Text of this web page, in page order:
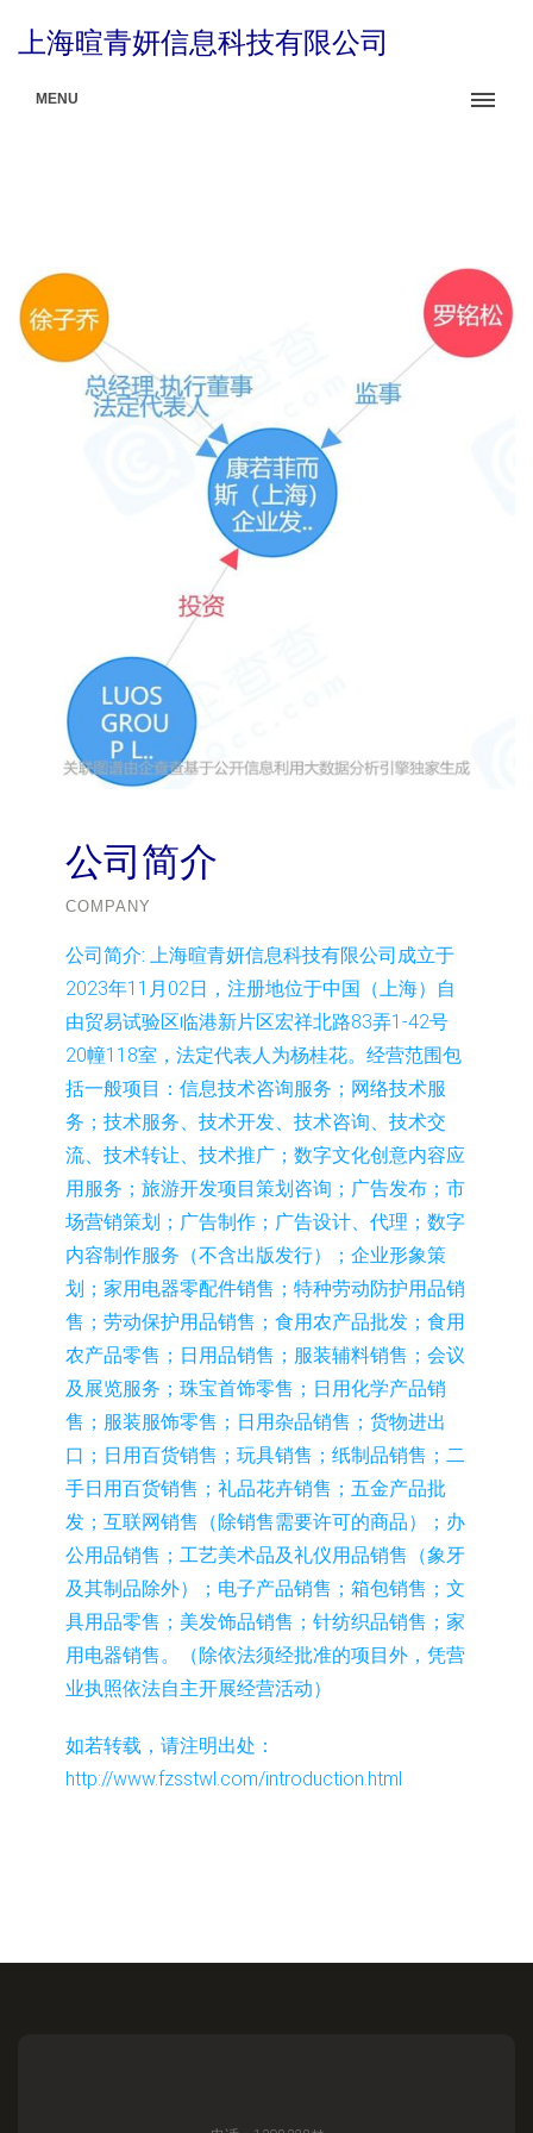
上海暄青妍信息科技有限公司
MENU
公司简介
COMPANY
公司简介: 上海暄青妍信息科技有限公司成立于
2023年11月02日，注册地位于中国（上海）自
由贸易试验区临港新片区宏祥北路83弄1-42号
20幢118室，法定代表人为杨桂花。经营范围包
括一般项目：信息技术咨询服务；网络技术服
务；技术服务、技术开发、技术咨询、技术交
流、技术转让、技术推广；数字文化创意内容应
用服务；旅游开发项目策划咨询；广告发布；市
场营销策划；广告制作；广告设计、代理；数字
内容制作服务（不含出版发行）；企业形象策
划；家用电器零配件销售；特种劳动防护用品销
售；劳动保护用品销售；食用农产品批发；食用
农产品零售；日用品销售；服装辅料销售；会议
及展览服务；珠宝首饰零售；日用化学产品销
售；服装服饰零售；日用杂品销售；货物进出
口；日用百货销售；玩具销售；纸制品销售；二
手日用百货销售；礼品花卉销售；五金产品批
发；互联网销售（除销售需要许可的商品）；办
公用品销售；工艺美术品及礼仪用品销售（象牙
及其制品除外）；电子产品销售；箱包销售；文
具用品零售；美发饰品销售；针纺织品销售；家
用电器销售。（除依法须经批准的项目外，凭营
业执照依法自主开展经营活动）
如若转载，请注明出处：
http://www.fzsstwl.com/introduction.html